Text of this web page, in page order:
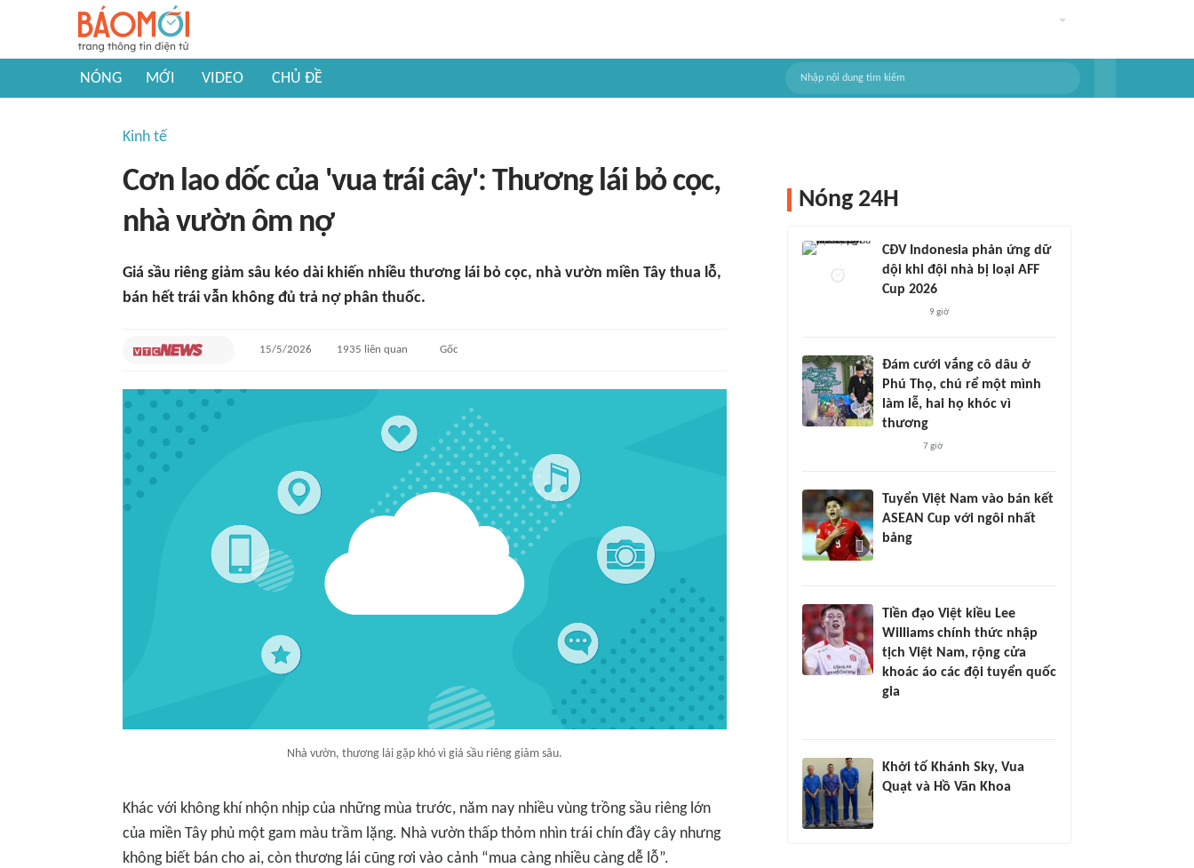
NÓNG MỚI VIDEO CHỦ ĐỀ
Kinh tế
Cơn lao dốc của 'vua trái cây': Thương lái bỏ cọc,
nhà vườn ôm nợ
Giá sầu riêng giảm sâu kéo dài khiến nhiều thương lái bỏ cọc, nhà vườn miền Tây thua lỗ,
bán hết trái vẫn không đủ trả nợ phân thuốc.
15/5/2026 1935 liên quan Gốc
Nhà vườn, thương lái gặp khó vì giá sầu riêng giảm sâu.
Khác với không khí nhộn nhịp của những mùa trước, năm nay nhiều vùng trồng sầu riêng lớn
của miền Tây phủ một gam màu trầm lặng. Nhà vườn thấp thỏm nhìn trái chín đầy cây nhưng
không biết bán cho ai, còn thương lái cũng rơi vào cảnh “mua càng nhiều càng dễ lỗ”.
Nóng 24H
CĐV Indonesia phản ứng dữ
dội khi đội nhà bị loại AFF
Cup 2026
9 giờ
Đám cưới vắng cô dâu ở
Phú Thọ, chú rể một mình
làm lễ, hai họ khóc vì
thương
7 giờ
Tuyển Việt Nam vào bán kết
ASEAN Cup với ngôi nhất
bảng
Tiền đạo Việt kiều Lee
Williams chính thức nhập
tịch Việt Nam, rộng cửa
khoác áo các đội tuyển quốc
gia
Khởi tố Khánh Sky, Vua
Quạt và Hồ Văn Khoa